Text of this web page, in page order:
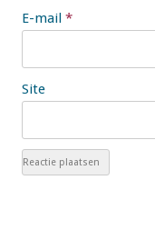
E-mail *
Site